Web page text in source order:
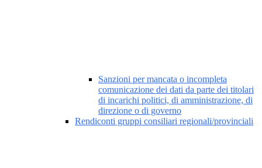
Sanzioni per mancata o incompleta
comunicazione dei dati da parte dei titolari
di incarichi politici, di amministrazione, di
direzione o di governo
Rendiconti gruppi consiliari regionali/provinciali